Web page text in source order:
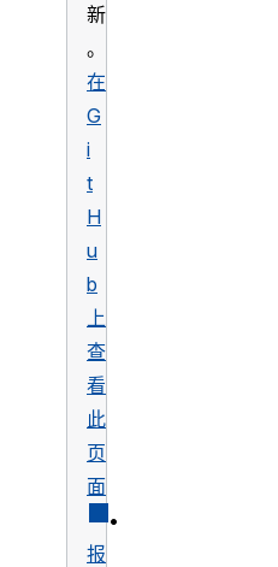
新
。
在
G
i
t
H
u
b
上
查
看
此
页
面
•
报